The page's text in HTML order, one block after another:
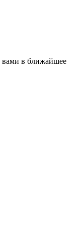
вами в ближайшее